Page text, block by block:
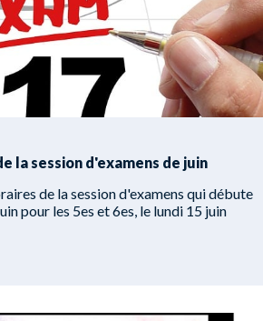
la session d'examens de juin
de la session d'examens qui débute
pour les 5es et 6es, le lundi 15 juin